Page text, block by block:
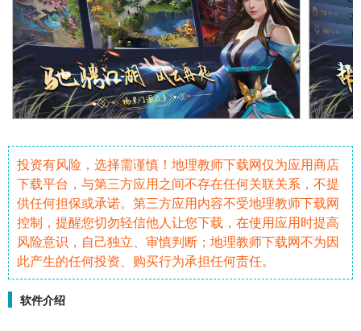
投资有风险，选择需谨慎！地理教师下载网仅为应用商店
下载平台，与第三方应用之间不存在任何关联关系，不提
供任何担保或承诺。第三方应用内容不受地理教师下载网
控制，提醒您切勿轻信他人让您下载，在使用应用时提高
风险意识，自己独立、审慎判断；地理教师下载网不为因
此产生的任何投资、购买行为承担任何责任。
软件介绍